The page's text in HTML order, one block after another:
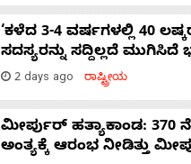
‘ಕಳೆದ 3-4 ವರ್ಷಗಳಲ್ಲಿ 40
ಸದಸ್ಯರನ್ನು ಸದ್ದಿಲ್ಲದೆ ಮುಗಿಸಿದೆ
2 days ago ರಾಷ್ಟ್ರೀಯ
ಮೀರ್ಪುರ್ ಹತ್ಯಾಕಾಂಡ: 370
ಅಂತ್ಯಕ್ಕೆ ಆರಂಭ ನೀಡಿತ್ತು